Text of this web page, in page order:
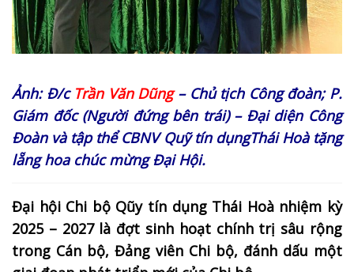
Ảnh: Đ/c Trần Văn Dũng– Chủ tịch Công đoàn; P.
Giám đốc (Người đứng bên trái) – Đại diện Công
Đoàn và tập thể CBNV Quỹ tín dụngThái Hoà tặng
lẵng hoa chúc mừng Đại Hội.
Đại hội Chi bộ Qũy tín dụng Thái Hoà nhiệm kỳ
2025 – 2027 là đợt sinh hoạt chính trị sâu rộng
trong Cán bộ, Đảng viên Chi bộ, đánh dấu một